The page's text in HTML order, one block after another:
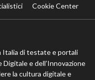
Cookie Center
Italia di testate e portali
e dell’Innovazione
la cultura digitale e